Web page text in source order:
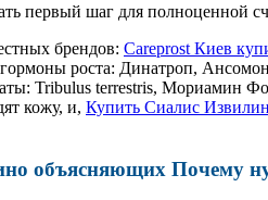
первый шаг для полноценной
брендов: Careprost Киев
роста: Динатроп,
Tribulus terrestris, Мориамин
кожу, и, Купить Сиалис
объясняющих Почему